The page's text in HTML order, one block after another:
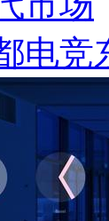
电竞